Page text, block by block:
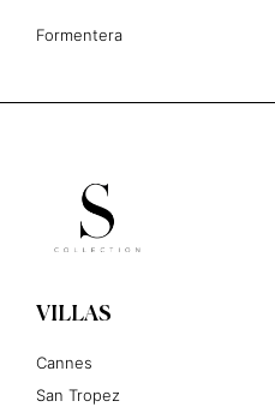
Formentera
VILLAS
Cannes
San Tropez